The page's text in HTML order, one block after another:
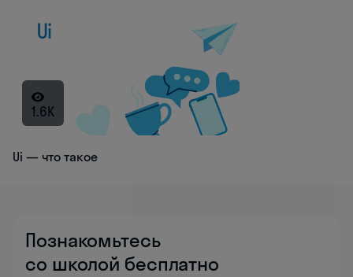
1.6K
Ui — что такое
Познакомьтесь
со школой бесплатно